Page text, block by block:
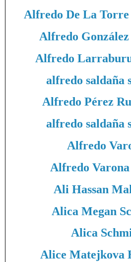
Alfredo De La Torre
Alfredo González
Alfredo
alfredo saldaña
Alfredo Pérez
alfredo saldaña
Alfredo
Alfredo
Ali Hassan
Alica Megan
Alica
Alice Matejkova